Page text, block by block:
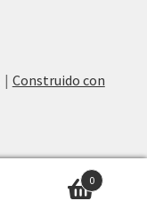
Construido con
0